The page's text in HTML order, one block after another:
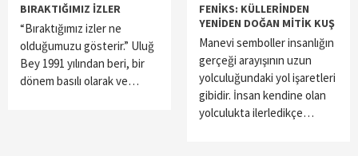
BIRAKTIĞIMIZ İZLER
“Bıraktığımız izler ne
olduğumuzu gösterir.” Uluğ
Bey 1991 yılından beri, bir
dönem basılı olarak ve…
FENİKS: KÜLLERİNDEN
YENİDEN DOĞAN MİTİK KUŞ
Manevi semboller insanlığın
gerçeği arayışının uzun
yolculuğundaki yol işaretleri
gibidir. İnsan kendine olan
yolculukta ilerledikçe…